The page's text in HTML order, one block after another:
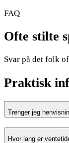
FAQ
Ofte stilte
Svar på det folk
Praktisk
Trenger jeg
Hvor lang er